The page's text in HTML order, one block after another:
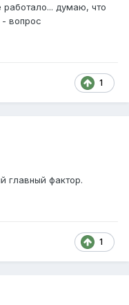
работало... думаю, что
- вопрос
1
главный фактор.
1